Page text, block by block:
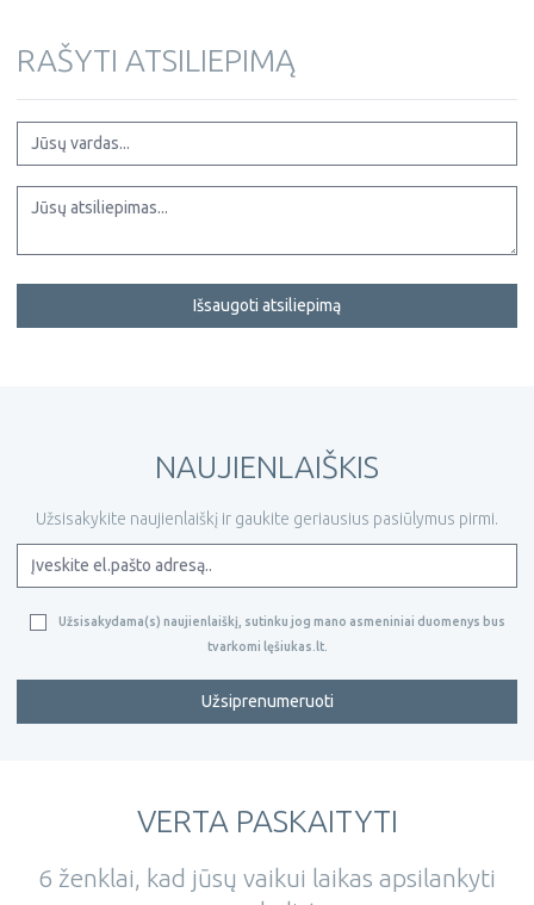
RAŠYTI ATSILIEPIMĄ
Išsaugoti atsiliepimą
NAUJIENLAIŠKIS
Užsisakykite naujienlaiškį ir gaukite geriausius pasiūlymus pirmi.
Užsisakydama(s) naujienlaiškį, sutinku jog mano asmeniniai duomenys bus
tvarkomi lęšiukas.lt.
Užsiprenumeruoti
VERTA PASKAITYTI
6 ženklai, kad jūsų vaikui laikas apsilankyti